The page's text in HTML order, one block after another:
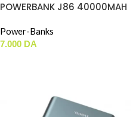
POWERBANK J86 40000MAH
Power-Banks
7.000 DA